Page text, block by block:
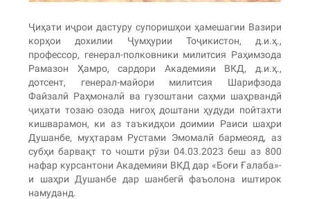
Ҷиҳати иҷрои дастуру супоришҳои ҳамешагии Вазири
корҳои дохилии Ҷумҳурии Тоҷикистон, д.и.ҳ.,
профессор, генерал-полковники милитсия Раҳимзода
Рамазон Ҳамро, сардори Академияи ВКД, д.и.ҳ.,
дотсент, генерал-майори милитсия Шарифзода
Файзалӣ Раҳмоналӣ ва гузоштани саҳми шаҳрвандӣ
ҷиҳати тозаю озода нигоҳ доштани ҳудуди пойтахти
кишварамон, ки аз таъкидҳои доимии Раиси шаҳри
Душанбе, муҳтарам Рустами Эмомалӣ бармеояд, аз
субҳи барвақт то чошти рӯзи 04.03.2023 беш аз 800
нафар курсантони Академияи ВКД дар «Боғи Ғалаба»-
и шаҳри Душанбе дар шанбегӣ фаъолона иштирок
намуданд.